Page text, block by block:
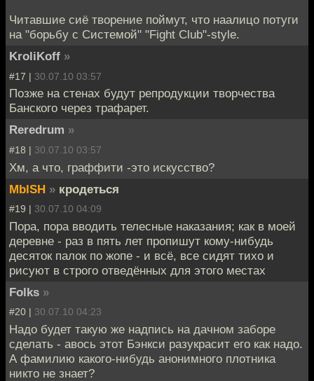
Читавшие сиё творение поймут, что наалицо потуги
на "борьбу с Системой" "Fight Club"-style.
KroliKoff »
#17 | 30.07.10 03:57
Позже на стенах будут репродукции творчества
Банского через трафарет.
Reredrum »
#18 | 30.07.10 03:57
Хм, а что, граффити -это искусство?
MblSH » кродеться
#19 | 30.07.10 04:09
Пора, пора вводить телесные наказания; как в моей
деревне - раз в пять лет пропишут кому-нибудь
десяток палок по жопе - и всё, все сидят тихо и
рисуют в строго отведённых для этого местах
Folks »
#20 | 30.07.10 04:23
Надо будет такую же надпись на дачном заборе
сделать - авось этот Бэнкси разукрасит его как надо.
А фамилию какого-нибудь анонимного плотника
никто не знает?